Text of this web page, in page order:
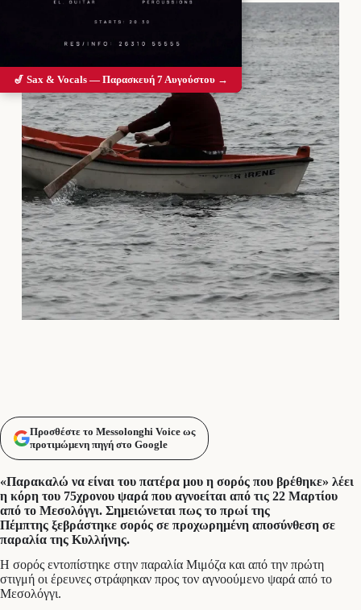
Προσθέστε το Messolonghi Voice ως
προτιμώμενη πηγή στο Google
«Παρακαλώ να είναι του πατέρα μου η σορός που βρέθηκε» λέει
η κόρη του 75χρονου ψαρά που αγνοείται από τις 22 Μαρτίου
από το Μεσολόγγι. Σημειώνεται πως το πρωί της
Πέμπτης ξεβράστηκε σορός σε προχωρημένη αποσύνθεση σε
παραλία της Κυλλήνης.
Η σορός εντοπίστηκε στην παραλία Μιμόζα και από την πρώτη
στιγμή οι έρευνες στράφηκαν προς τον αγνοούμενο ψαρά από το
Μεσολόγγι.
🎷 Sax & Vocals — Παρασκευή 7 Αυγούστου →